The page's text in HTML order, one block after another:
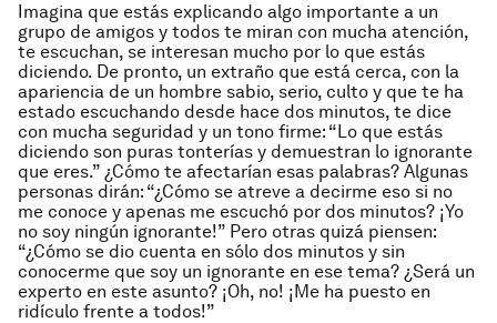
Imagina que estás explicando algo importante a un
grupo de amigos y todos te miran con mucha atención,
te escuchan, se interesan mucho por lo que estás
diciendo. De pronto, un extraño que está cerca, con la
apariencia de un hombre sabio, serio, culto y que te ha
estado escuchando desde hace dos minutos, te dice
con mucha seguridad y un tono firme: “Lo que estás
diciendo son puras tonterías y demuestran lo ignorante
que eres.” ¿Cómo te afectarían esas palabras? Algunas
personas dirán: “¿Cómo se atreve a decirme eso si no
me conoce y apenas me escuchó por dos minutos? ¡Yo
no soy ningún ignorante!” Pero otras quizá piensen:
“¿Cómo se dio cuenta en sólo dos minutos y sin
conocerme que soy un ignorante en ese tema? ¿Será un
experto en este asunto? ¡Oh, no! ¡Me ha puesto en
ridículo frente a todos!”